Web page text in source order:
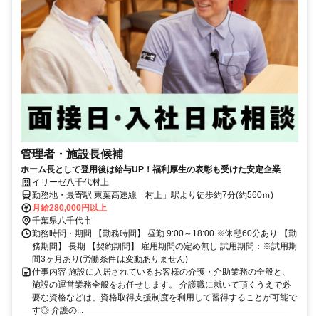
管理者・施設長候補
ホーム長として登用後は給与UP！福利厚生の表彰も受けた安定企業
イリーゼ八千代村上
勤務地・最寄駅 東葉高速線「村上」駅より徒歩約7分(約560ｍ)
月給280,000円以上
千葉県八千代市
勤務時間・期間 【勤務時間】 昼勤 9:00～18:00 ※休憩60分あり 【勤
務期間】 長期 【契約期間】 雇用期間の定め無し 試用期間：※試用期
間3ヶ月あり(労働条件は変動ありません)
仕事内容 施設に入居されているお客様の介護・介助業務の全般と、
施設の運営業務全般をお任せします。 介護職に就いて頂くうえで必
要な資格などは、資格取得支援制度を利用して習得することが可能で
す◎ 介護の...